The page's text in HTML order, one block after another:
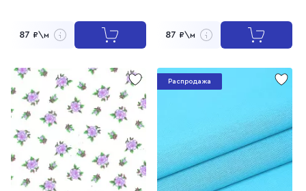
87 ₽\м 87 ₽\м
Распродажа